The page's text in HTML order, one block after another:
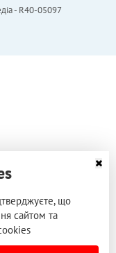
- R40-05097
що
сайтом та